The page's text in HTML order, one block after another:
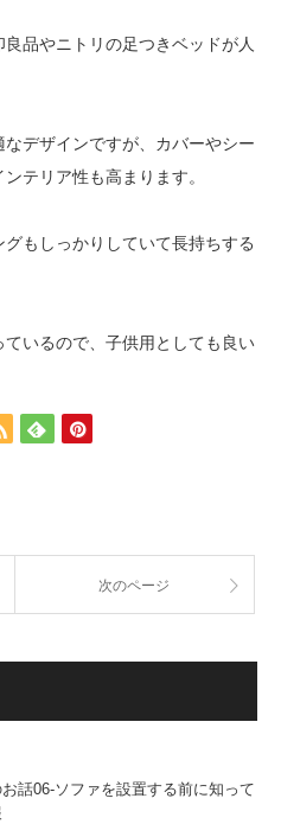
品やニトリの足つきベッドが人
デザインですが、カバーやシー
テリア性も高まります。
もしっかりしていて長持ちする
いるので、子供用としても良い
次のページ
話06-ソファを設置する前に知って